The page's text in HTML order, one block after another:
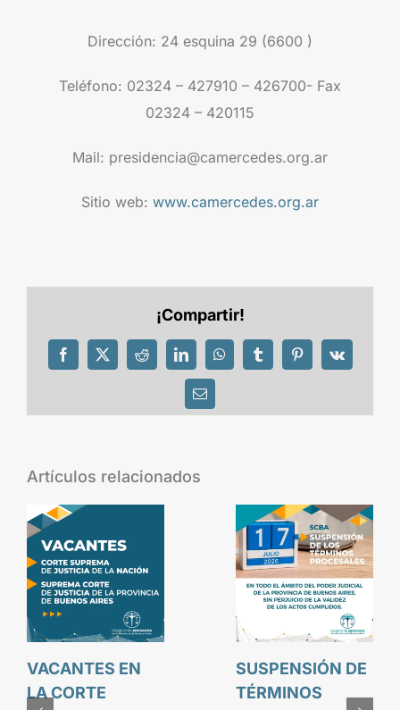
Dirección: 24 esquina 29 (6600 )
Teléfono: 02324 – 427910 – 426700- Fax
02324 – 420115
Mail: presidencia@camercedes.org.ar
Sitio web: www.camercedes.org.ar
¡Compartir!
Facebook
X RedditLinkedInWhatsAppTumblrPinterest
Vk
Correo
electrónico
Artículos relacionados
VACANTES EN
LA CORTE
SUSPENSIÓN DE
TÉRMINOS